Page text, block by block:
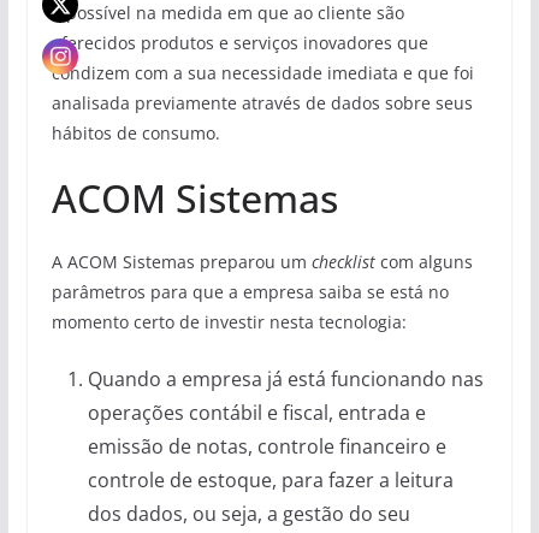
é possível na medida em que ao cliente são
oferecidos produtos e serviços inovadores que
condizem com a sua necessidade imediata e que foi
analisada previamente através de dados sobre seus
hábitos de consumo.
ACOM Sistemas
A ACOM Sistemas preparou um checklistcom alguns
parâmetros para que a empresa saiba se está no
momento certo de investir nesta tecnologia:
Quando a empresa já está funcionando nas
operações contábil e fiscal, entrada e
emissão de notas, controle financeiro e
controle de estoque, para fazer a leitura
dos dados, ou seja, a gestão do seu